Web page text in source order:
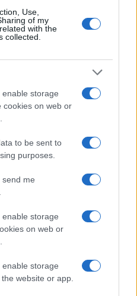
Use,
of my
with the
collected.
storage
cookies on web or
to be sent to
purposes.
send me
storage
on web or
storage
website or app.
commercialista a Hong
Chef a Hong Kong
di polizia a Hong Kong
Offerte di lavoro,
un'occupazione,